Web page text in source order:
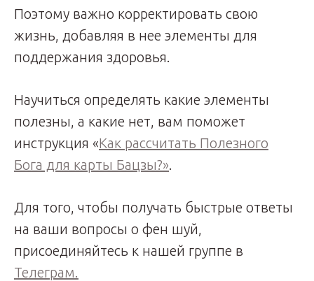
Поэтому важно корректировать свою
жизнь, добавляя в нее элементы для
поддержания здоровья.
Научиться определять какие элементы
полезны, а какие нет, вам поможет
инструкция «Как рассчитать Полезного
Бога для карты Бацзы?».
Для того, чтобы получать быстрые ответы
на ваши вопросы о фен шуй,
присоединяйтесь к нашей группе в
Телеграм.